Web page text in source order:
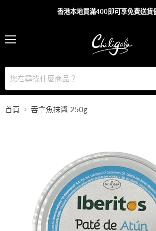
香港本地買滿400即可享免費送貨
首頁 吞拿魚抹醬 250g